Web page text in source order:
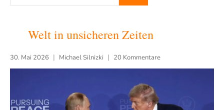
Welt in unsicheren Zeiten
30. Mai 2026 Michael Silnizki 20 Kommentare